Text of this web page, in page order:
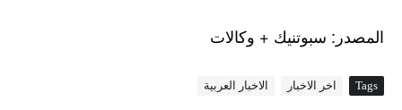
المصدر : سبوتنيك + وكالات
Tags اخر الاخبار الاخبار العربية